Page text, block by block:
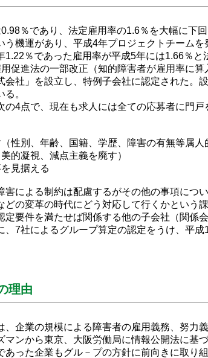
％であり、法定雇用率の1.6％を大幅に下
う機運があり、平成4年プロジェクトチーム
1.22％であった雇用率が平成5年には1.66％
促進法の一部改正（知的障害者が雇用率に
会社」を設立し、特例子会社に認定された
。
の4点で、現在も求人には全ての応募者に門戸
性別、年齢、国籍、学歴、障害の有無等属人
的凝視、減点主義を廃す）
見据える
害による制約は配慮するがその他の事項につ
どの変革の時代にどう対応して行くかという
定要件を満たせば関係する他の子会社（関係
、7社によるグループ算定の認定をうけ、平
理由
、企業の規模による障害者の雇用義務、努力
マンから東京、大阪労働局に情報公開法に基
あった企業もグル－プの方針に前向きに取り